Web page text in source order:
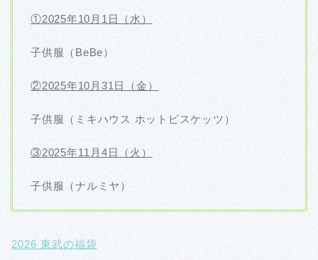
①2025年10月1日（水）
子供服（BeBe）
②2025年10月31日（金）
子供服（ミキハウス ホットビスケッツ）
③2025年11月4日（火）
子供服（ナルミヤ）
2026 東武の福袋